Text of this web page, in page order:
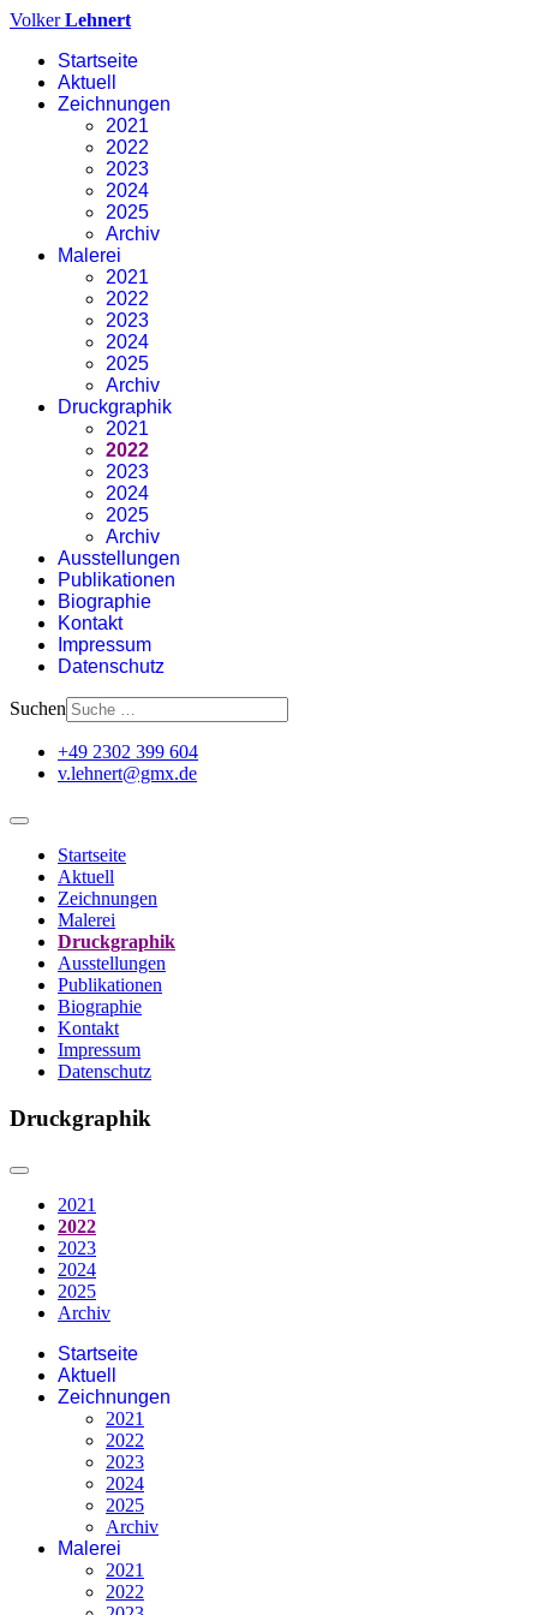
VolkerLehnert
Startseite
Aktuell
Zeichnungen
2021
2022
2023
2024
2025
Archiv
Malerei
2021
2022
2023
2024
2025
Archiv
Druckgraphik
2021
2022
2023
2024
2025
Archiv
Ausstellungen
Publikationen
Biographie
Kontakt
Impressum
Datenschutz
Suchen
+49 2302 399 604
v.lehnert@gmx.de
Startseite
Aktuell
Zeichnungen
Malerei
Druckgraphik
Ausstellungen
Publikationen
Biographie
Kontakt
Impressum
Datenschutz
Druckgraphik
2021
2022
2023
2024
2025
Archiv
Startseite
Aktuell
Zeichnungen
2021
2022
2023
2024
2025
Archiv
Malerei
2021
2022